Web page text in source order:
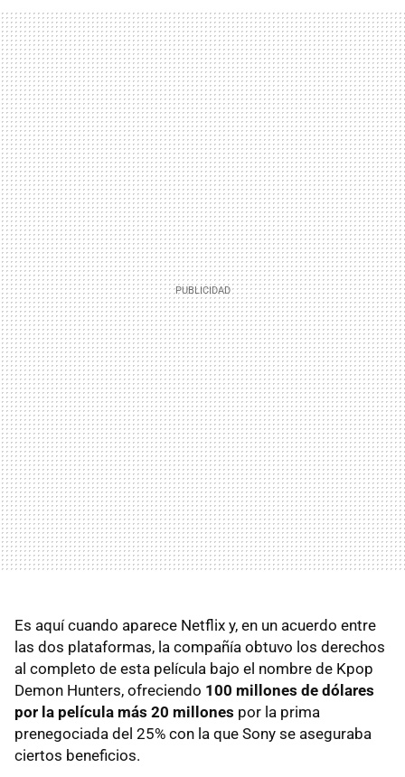
Es aquí cuando aparece Netflix y, en un acuerdo entre
las dos plataformas, la compañía obtuvo los derechos
al completo de esta película bajo el nombre de Kpop
Demon Hunters, ofreciendo 100 millones de dólares
por la película más 20 millones por la prima
prenegociada del 25% con la que Sony se aseguraba
ciertos beneficios.